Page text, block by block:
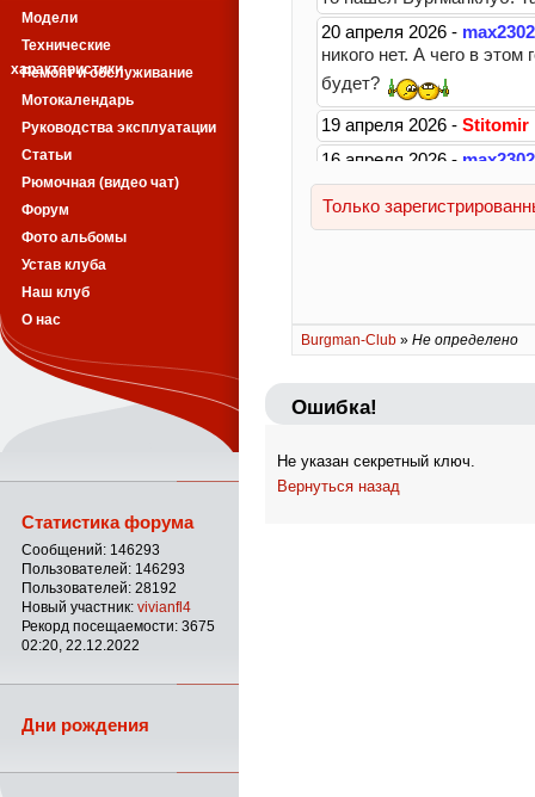
Burgman-Club » Не определено
Ошибка!
Не указан секретный ключ.
Вернуться назад
Модели
Технические
характеристики
Ремонт и обслуживание
Мотокалендарь
Руководства эксплуатации
Статьи
Рюмочная (видео чат)
Форум
Фото альбомы
Устав клуба
Наш клуб
О нас
Статистика форума
Сообщений: 146293
Пользователей: 146293
Пользователей: 28192
Новый участник: vivianfl4
Рекорд посещаемости: 3675
02:20, 22.12.2022
Дни рождения